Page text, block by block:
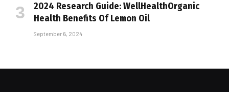
2024 Research Guide: WellHealthOrganic
Health Benefits Of Lemon Oil
September 6, 2024